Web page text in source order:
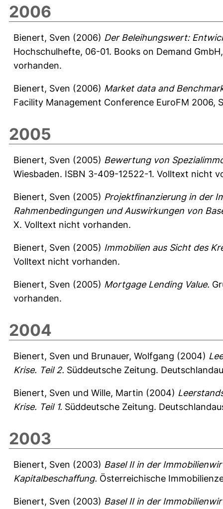
2006
Bienert, Sven (2006) Der Beleihungswert:
Hochschulhefte, 06-01. Books on Demand
vorhanden.
Bienert, Sven (2006) Market data and
Facility Management Conference EuroFM 2006,
2005
Bienert, Sven (2005) Bewertung von
Wiesbaden. ISBN 3-409-12522-1. Volltext nicht
Bienert, Sven (2005) Projektfinanzierung in der
Rahmenbedingungen und Auswirkungen von
X. Volltext nicht vorhanden.
Bienert, Sven (2005) Immobilien aus Sicht des
Volltext nicht vorhanden.
Bienert, Sven (2005) Mortgage Lending Value.
vorhanden.
2004
Bienert, Sven und Brunauer, Wolfgang (2004)
Krise. Teil 2. Süddeutsche Zeitung.
Bienert, Sven und Wille, Martin (2004)
Krise. Teil 1. Süddeutsche Zeitung.
2003
Bienert, Sven (2003) Basel II in der
Kapitalbeschaffung. Österreichische
Bienert, Sven (2003) Basel II in der